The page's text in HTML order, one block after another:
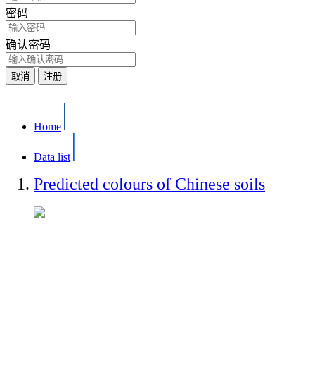
密码
确认密码
取消 注册
Home
Data list
Predicted colours of Chinese soils